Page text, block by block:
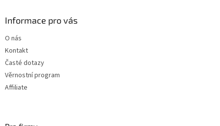
Informace pro vás
O nás
Kontakt
Časté dotazy
Věrnostní program
Affiliate